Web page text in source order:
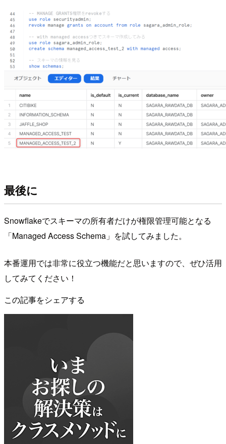
最後に
Snowflakeでスキーマの所有者だけが権限管理可能となる
「Managed Access Schema」を試してみました。
本番運用では非常に役立つ機能だと思いますので、ぜひ活用
してみてください！
この記事をシェアする